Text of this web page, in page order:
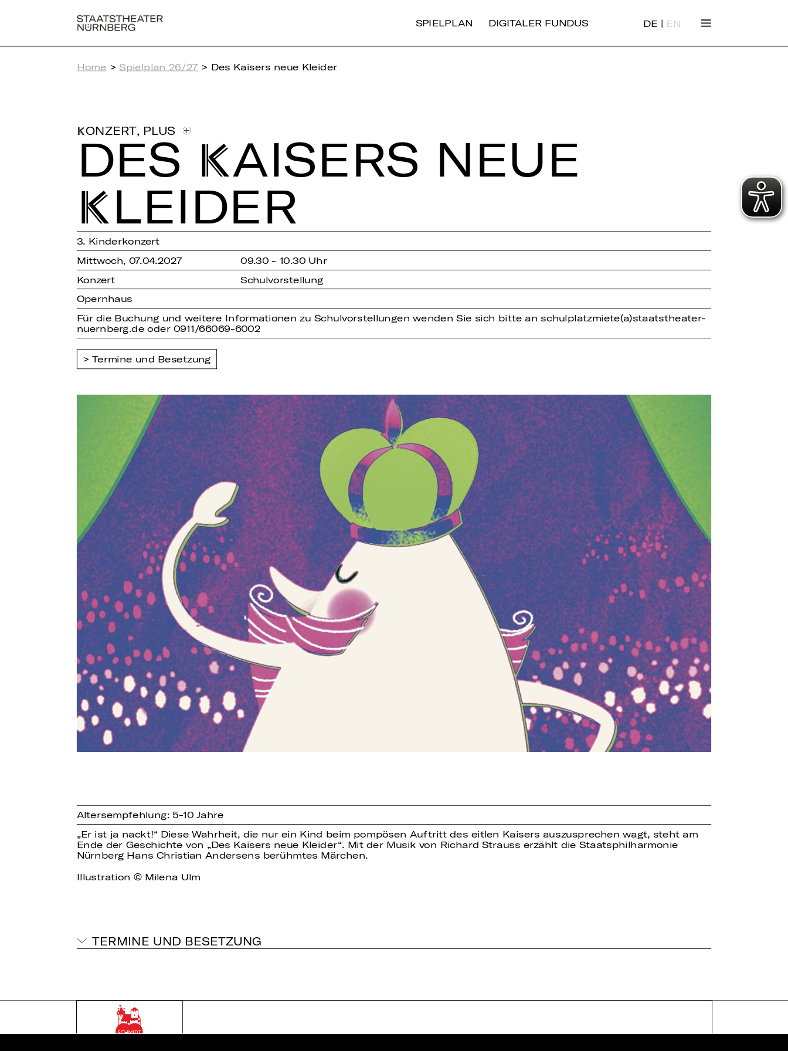
SPIELPLAN DIGITALER FUNDUS DE | EN
Home > Spielplan 26/27 > Des Kaisers neue Kleider
KONZERT, PLUS
DES KAI­SERS NEUE
KLEI­DER
3. Kinderkonzert
Mittwoch, 07.04.2027
09.30 - 10.30 Uhr
Konzert
Schulvorstellung
Opernhaus
Für die Buchung und weitere Informationen zu Schulvorstellungen wenden Sie sich bitte an schulplatzmiete(a)staatstheater-
nuernberg.de oder 0911/66069-6002
Termine und Besetzung
Altersempfehlung: 5-10 Jahre
„Er ist ja nackt!“ Diese Wahrheit, die nur ein Kind beim pompösen Auftritt des eitlen Kaisers auszusprechen wagt, steht am
Ende der Geschichte von „Des Kaisers neue Kleider“. Mit der Musik von Richard Strauss erzählt die Staatsphilharmonie
Nürnberg Hans Christian Andersens berühmtes Märchen.
Illustration © Milena Ulm
TERMINE UND BESETZUNG